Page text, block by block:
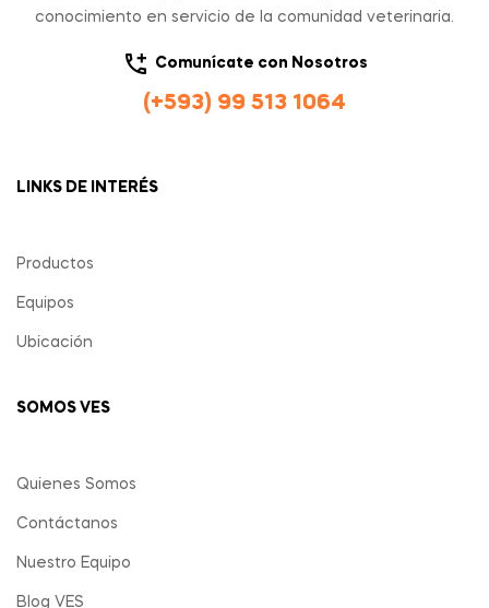
conocimiento en servicio de la comunidad veterinaria.
Comunícate con Nosotros
(+593) 99 513 1064
LINKS DE INTERÉS
Productos
Equipos
Ubicación
SOMOS VES
Quienes Somos
Contáctanos
Nuestro Equipo
Blog VES